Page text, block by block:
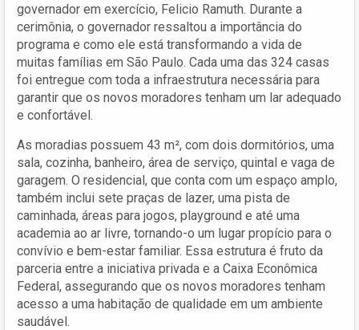
governador em exercício, Felicio Ramuth. Durante a
cerimônia, o governador ressaltou a importância do
programa e como ele está transformando a vida de
muitas famílias em São Paulo. Cada uma das 324 casas
foi entregue com toda a infraestrutura necessária para
garantir que os novos moradores tenham um lar adequado
e confortável.
As moradias possuem 43 m², com dois dormitórios, uma
sala, cozinha, banheiro, área de serviço, quintal e vaga de
garagem. O residencial, que conta com um espaço amplo,
também inclui sete praças de lazer, uma pista de
caminhada, áreas para jogos, playground e até uma
academia ao ar livre, tornando-o um lugar propício para o
convívio e bem-estar familiar. Essa estrutura é fruto da
parceria entre a iniciativa privada e a Caixa Econômica
Federal, assegurando que os novos moradores tenham
acesso a uma habitação de qualidade em um ambiente
saudável.